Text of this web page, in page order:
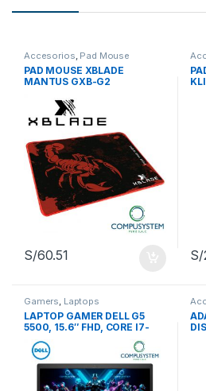
Accesorios, Pad Mouse
PAD MOUSE XBLADE
MANTUS GXB-G2
S/60.51 S/
Gamers, Laptops
LAPTOP GAMER DELL G5
5500, 15.6″ FHD, CORE I7-
10750H, 16GB RAM, 512GB
M.2 SSD, GEFORCE RTX
2060 6GB, WIN 10 (N35MY)